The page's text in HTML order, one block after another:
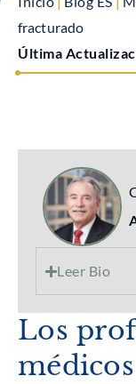
fracturado
Última
Leer Bio
Los